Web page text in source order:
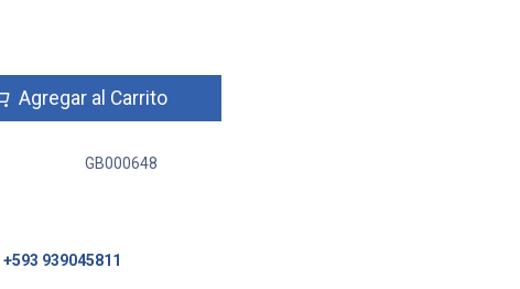
Agregar al Carrito
GB000648
+593 939045811